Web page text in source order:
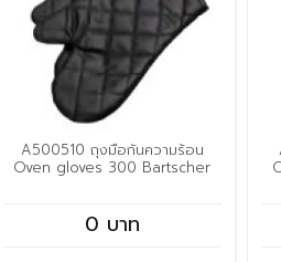
A500510 ถุงมือกันความร้อน
Oven gloves 300 Bartscher
0 บาท